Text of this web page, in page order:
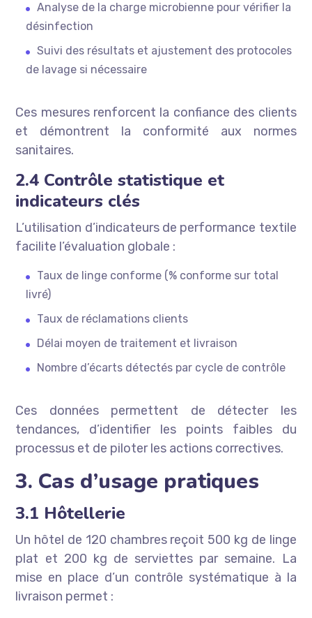
Analyse de la charge microbienne pour vérifier la
désinfection
Suivi des résultats et ajustement des protocoles
de lavage si nécessaire
Ces mesures renforcent la confiance des clients
et démontrent la conformité aux normes
sanitaires.
2.4 Contrôle statistique et
indicateurs clés
L’utilisation d’indicateurs de performance textile
facilite l’évaluation globale :
Taux de linge conforme (% conforme sur total
livré)
Taux de réclamations clients
Délai moyen de traitement et livraison
Nombre d’écarts détectés par cycle de contrôle
Ces données permettent de détecter les
tendances, d’identifier les points faibles du
processus et de piloter les actions correctives.
3. Cas d’usage pratiques
3.1 Hôtellerie
Un hôtel de 120 chambres reçoit 500 kg de linge
plat et 200 kg de serviettes par semaine. La
mise en place d’un contrôle systématique à la
livraison permet :